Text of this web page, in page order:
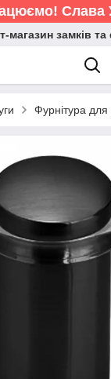
Слава
замків та
Фурнітура